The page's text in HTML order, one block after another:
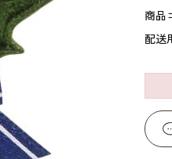
酒類・アルコール 和
商品
配送